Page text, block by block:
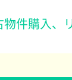
件購入、